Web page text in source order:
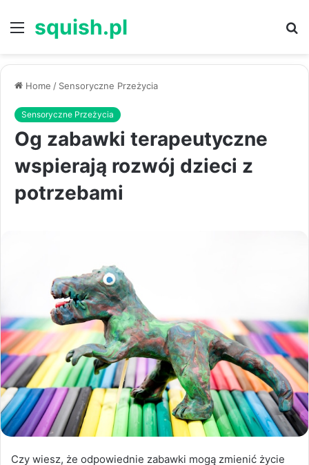
Menu
squish.pl
Home / Sensoryczne Przeżycia
Sensoryczne Przeżycia
Og zabawki terapeutyczne
wspierają rozwój dzieci z
potrzebami
Czy wiesz, że odpowiednie zabawki mogą zmienić życie